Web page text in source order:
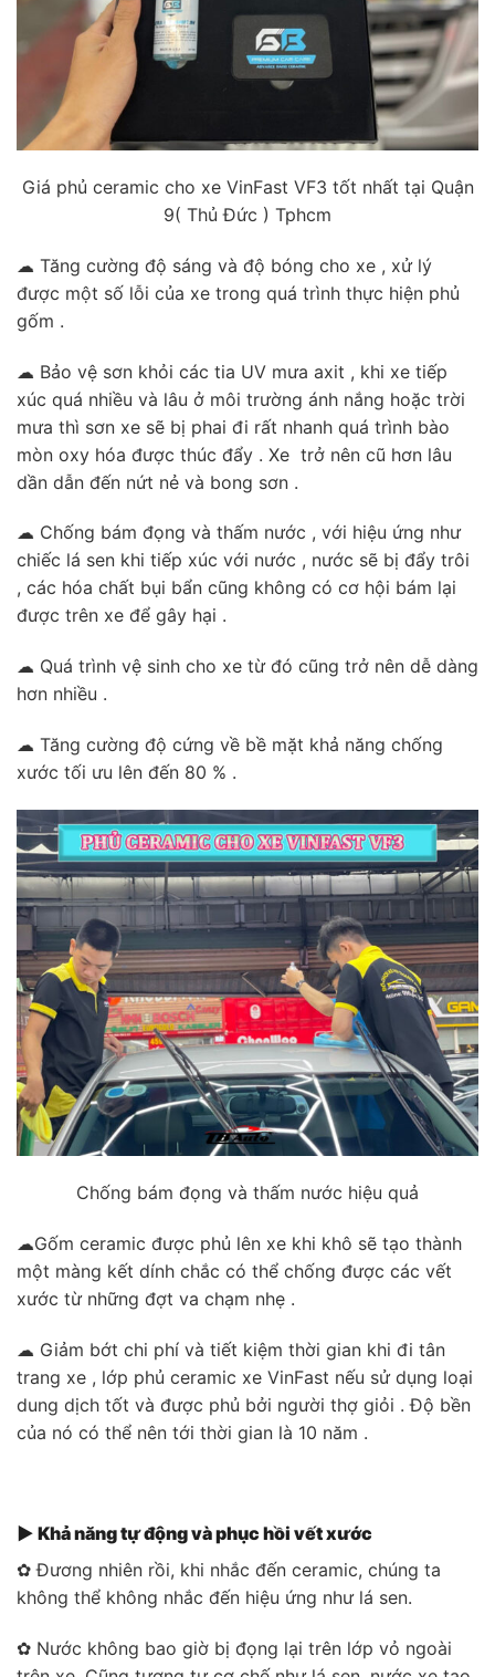
Giá phủ ceramic cho xe VinFast VF3 tốt nhất tại Quận
9( Thủ Đức ) Tphcm
☁ Tăng cường độ sáng và độ bóng cho xe , xử lý
được một số lỗi của xe trong quá trình thực hiện phủ
gốm .
☁ Bảo vệ sơn khỏi các tia UV mưa axit , khi xe tiếp
xúc quá nhiều và lâu ở môi trường ánh nắng hoặc trời
mưa thì sơn xe sẽ bị phai đi rất nhanh quá trình bào
mòn oxy hóa được thúc đẩy . Xe trở nên cũ hơn lâu
dần dẫn đến nứt nẻ và bong sơn .
☁ Chống bám đọng và thấm nước , với hiệu ứng như
chiếc lá sen khi tiếp xúc với nước , nước sẽ bị đẩy trôi
, các hóa chất bụi bẩn cũng không có cơ hội bám lại
được trên xe để gây hại .
☁ Quá trình vệ sinh cho xe từ đó cũng trở nên dễ dàng
hơn nhiều .
☁ Tăng cường độ cứng về bề mặt khả năng chống
xước tối ưu lên đến 80 % .
Chống bám đọng và thấm nước hiệu quả
☁Gốm ceramic được phủ lên xe khi khô sẽ tạo thành
một màng kết dính chắc có thể chống được các vết
xước từ những đợt va chạm nhẹ .
☁ Giảm bớt chi phí và tiết kiệm thời gian khi đi tân
trang xe , lớp phủ ceramic xe VinFast nếu sử dụng loại
dung dịch tốt và được phủ bởi người thợ giỏi . Độ bền
của nó có thể nên tới thời gian là 10 năm .
▶ Khả năng tự động và phục hồi vết xước
✿ Đương nhiên rồi, khi nhắc đến ceramic, chúng ta
không thể không nhắc đến hiệu ứng như lá sen.
✿ Nước không bao giờ bị đọng lại trên lớp vỏ ngoài